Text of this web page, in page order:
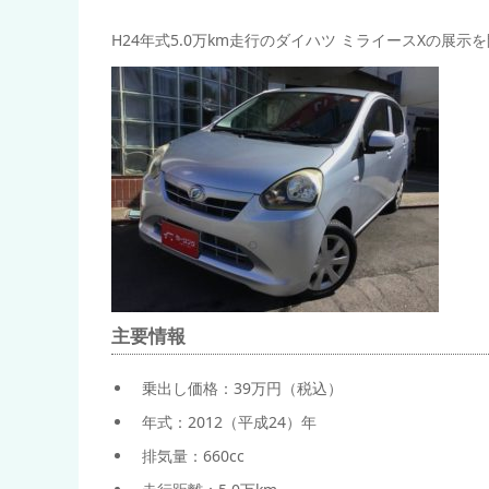
H24年式5.0万km走行のダイハツ ミライースXの展示を
主要情報
乗出し価格：39万円（税込）
年式：2012（平成24）年
排気量：660cc